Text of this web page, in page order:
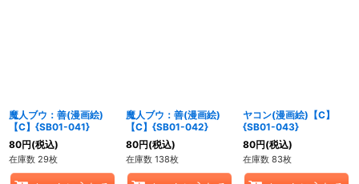
魔人ブウ：善(漫画絵)
【C】{SB01-041}
80円(税込)
在庫数 29枚
魔人ブウ：善(漫画絵)
【C】{SB01-042}
80円(税込)
在庫数 138枚
ヤコン(漫画絵)【C】
{SB01-043}
80円(税込)
在庫数 83枚